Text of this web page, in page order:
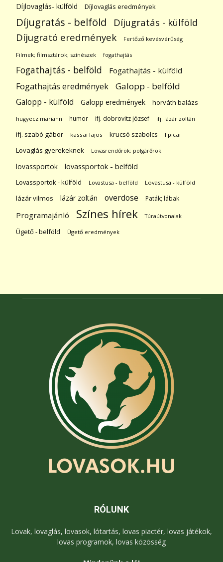
Díjlovaglás- külföld
Díjlovaglás eredmények
Díjugratás - belföld Díjugratás - külföld
Díjugrató eredmények Fertőző kevésvérűség
Filmek; filmsztárok; színészek fogathajtás
Fogathajtás - belföld Fogathajtás - külföld
Fogathajtás eredmények Galopp - belföld
Galopp - külföld Galopp eredmények horváth balázs
hugyecz mariann humor ifj. dobrovitz józsef ifj. lázár zoltán
ifj. szabó gábor kassai lajos krucsó szabolcs lipicai
Lovaglás gyerekeknek Lovasrendőrök; polgárőrök
lovassportok lovassportok - belföld
Lovassportok - külföld Lovastusa - belföld Lovastusa - külföld
lázár vilmos lázár zoltán overdose Paták; lábak
Programajánló Színes hírek Túraútvonalak
Ügető - belföld Ügető eredmények
RÓLUNK
Lovak, lovaglás, lovasok, lótartás, lovas piactér, lovas játékok,
lovas programok, lovas közösség